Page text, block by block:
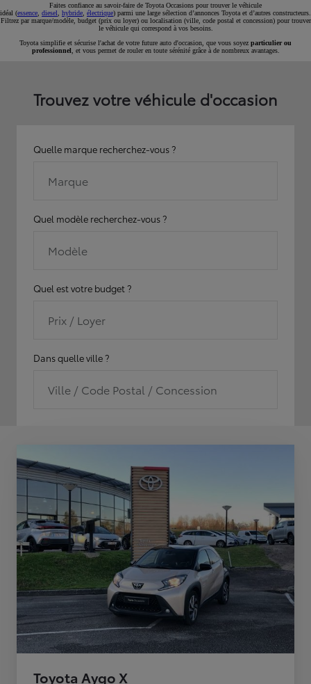
Faites confiance au savoir-faire de Toyota Occasions pour trouver le véhicule
idéal (essence diesel hybride électrique) parmi une large sélection d’annonces Toyota et d’autres constructeurs.
Filtrez par marque/modèle, budget (prix ou loyer) ou localisation (ville, code postal et concession) pour trouver
le véhicule qui correspond à vos besoins.
Toyota simplifie et sécurise l'achat de votre future auto d'occasion, que vous soyez particulier ou
professionnel , et vous permet de rouler en toute sérénité grâce à de nombreux avantages.
Trouvez votre véhicule d'occasion
Quelle marque recherchez-vous ?
Marque
Quel modèle recherchez-vous ?
Modèle
Quel est votre budget ?
Prix / Loyer
Dans quelle ville ?
Ville / Code Postal / Concession
Toyota Aygo X